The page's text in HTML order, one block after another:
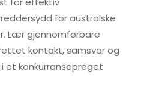
for australske
Lær gjennomførbare
kontakt, samsvar og
konkurransepreget